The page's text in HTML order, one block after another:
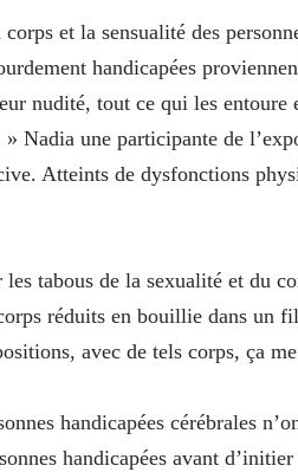
et la sensualité des
handicapées
nudité, tout ce qui les
Nadia une participante de
Atteints de dysfonctions
tabous de la sexualité et du
réduits en bouillie dans un
avec de tels corps, ça
handicapées cérébrales
handicapées avant